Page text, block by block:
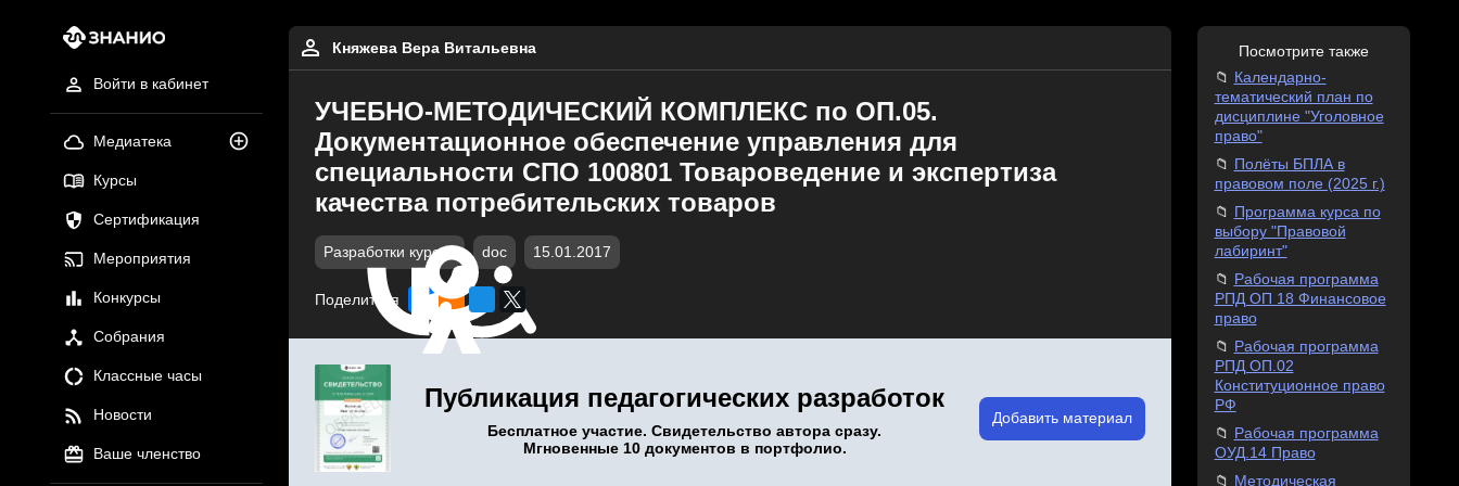
Войти в кабинет
Медиатека
Курсы
Сертификация
Мероприятия
Конкурсы
Собрания
Классные часы
Новости
Ваше членство
Княжева Вера Витальевна
УЧЕБНО-МЕТОДИЧЕСКИЙ КОМПЛЕКС по ОП.05.
Документационное обеспечение управления для
специальности СПО 100801 Товароведение и экспертиза
качества потребительских товаров
Разработки курсов doc 15.01.2017
Поделиться
Публикация педагогических разработок
Бесплатное участие. Свидетельство автора сразу.
Мгновенные 10 документов в портфолио.
Добавить материал
Посмотрите также
Календарно-
тематический план по
дисциплине "Уголовное
право"
Полёты БПЛА в
правовом поле (2025 г.)
Программа курса по
выбору "Правовой
лабиринт"
Рабочая программа
РПД ОП 18 Финансовое
право
Рабочая программа
РПД ОП.02
Конституционное право
РФ
Рабочая программа
ОУД.14 Право
Методическая